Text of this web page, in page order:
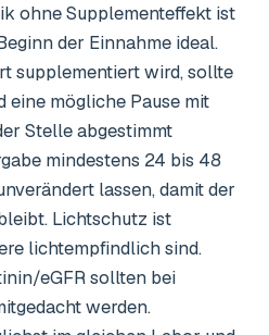
ohne Supplementeffekt ist
der Einnahme ideal.
supplementiert wird, sollte
eine mögliche Pause mit
Stelle abgestimmt
mindestens 24 bis 48
lassen, damit der
Lichtschutz ist
lichtempfindlich sind.
eGFR sollten bei
werden.